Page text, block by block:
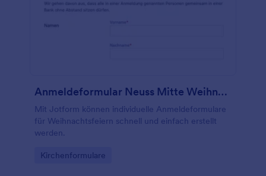
Anmeldeformular Neuss Mitte Weihnachtenfeier
Mit Jotform können individuelle Anmeldeformulare
für Weihnachtsfeiern schnell und einfach erstellt
werden.
Go to Category:
Kirchenformulare